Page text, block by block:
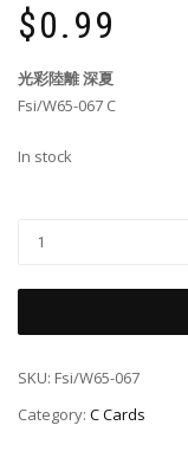
$0.99
光彩陸離 深夏
Fsi/W65-067 C
In stock
SKU: Fsi/W65-067
Category: C Cards